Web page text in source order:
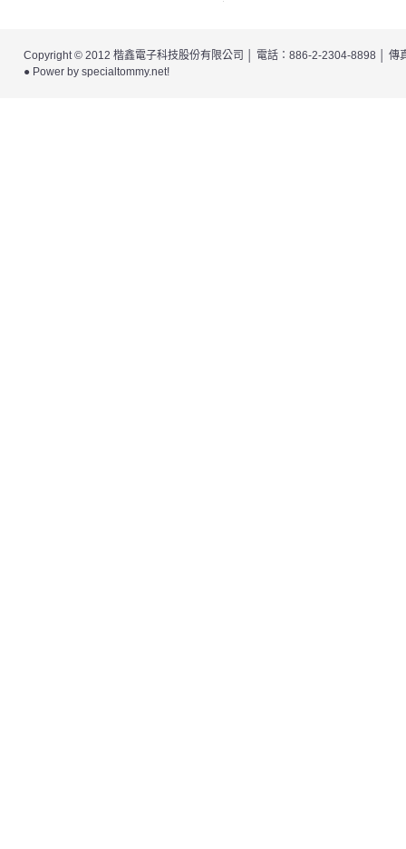
Copyright © 2012 楷鑫電子科技股份有限公司
│ 電話：886-2-2304-8898 │
● Power by specialtommy.net!